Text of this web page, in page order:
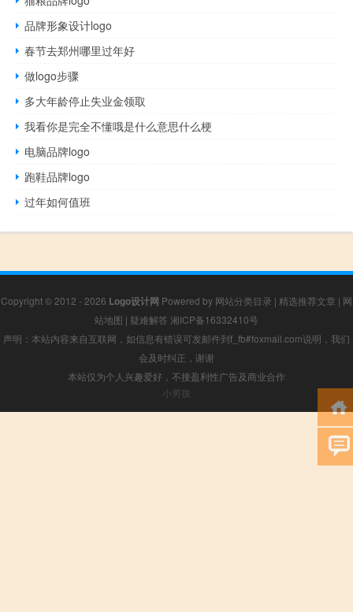
品牌形象设计logo
春节去郑州哪里过年好
做logo步骤
多大年龄停止失业金领取
我看你是完全不懂哦是什么意思什么梗
电脑品牌logo
跑鞋品牌logo
过年如何值班
Copyright © 2012 - 2026 Logo设计网 Powered by 网站分类目录 | 精选推荐文章 | 网
站地图 | 疑难解答 湘ICP备16332410号
声明：本站内容来自互联网，如信息有错误可发邮件到f_fb#foxmail.com说明，我们
会及时纠正，谢谢
本站仅为个人兴趣爱好，不接盈利性广告及商业合作
小男孩